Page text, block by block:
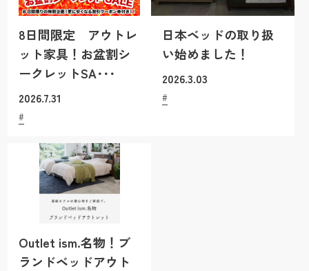
2026.7.31
8日間限定 アウトレ
ット家具！お盆割シ
ークレットSA･･･
2026.3.03
日本ベッドの取り扱
い始めました！
Outlet ism.名物！ブ
ランドベッドアウト